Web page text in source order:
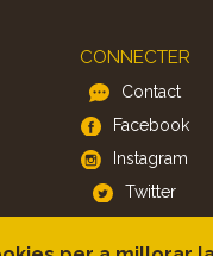
CONNECTER
Contact
Facebook
Instagram
Twitter